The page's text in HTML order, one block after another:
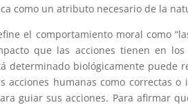
como un atributo necesario de la
el comportamiento moral como
que las acciones tienen en los
determinado biológicamente puede
acciones humanas como correctas
guiar sus acciones. Para afirmar